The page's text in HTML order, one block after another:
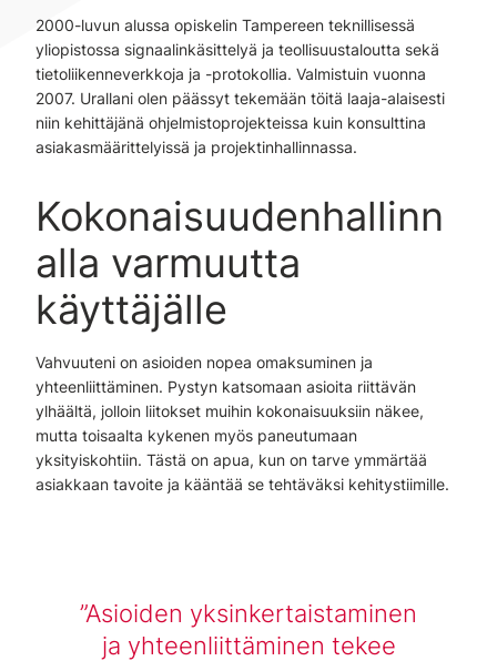
2000-luvun alussa opiskelin Tampereen teknillisessä
yliopistossa signaalinkäsittelyä ja teollisuustaloutta sekä
tietoliikenneverkkoja ja -protokollia. Valmistuin vuonna
2007. Urallani olen päässyt tekemään töitä laaja-alaisesti
niin kehittäjänä ohjelmistoprojekteissa kuin konsulttina
asiakasmäärittelyissä ja projektinhallinnassa.
Kokonaisuudenhallinn
alla varmuutta
käyttäjälle
Vahvuuteni on asioiden nopea omaksuminen ja
yhteenliittäminen. Pystyn katsomaan asioita riittävän
ylhäältä, jolloin liitokset muihin kokonaisuuksiin näkee,
mutta toisaalta kykenen myös paneutumaan
yksityiskohtiin. Tästä on apua, kun on tarve ymmärtää
asiakkaan tavoite ja kääntää se tehtäväksi kehitystiimille.
Asioiden yksinkertaistaminen
ja yhteenliittäminen tekee